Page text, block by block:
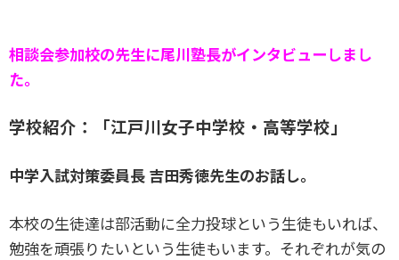
相談会参加校の先生に尾川塾長がインタビューしまし
た。
学校紹介：「江戸川女子中学校・高等学校」
中学入試対策委員長 吉田秀徳先生のお話し。
本校の生徒達は部活動に全力投球という生徒もいれば、
勉強を頑張りたいという生徒もいます。それぞれが気の